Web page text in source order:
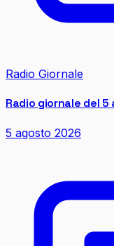
Radio Giornale
Radio giornale del
5 agosto 2026